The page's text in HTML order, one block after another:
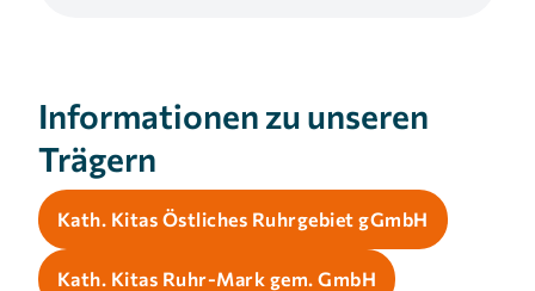
Informationen zu unseren
Trägern
Kath. Kitas Östliches Ruhrgebiet gGmbH
Kath. Kitas Ruhr-Mark gem. GmbH